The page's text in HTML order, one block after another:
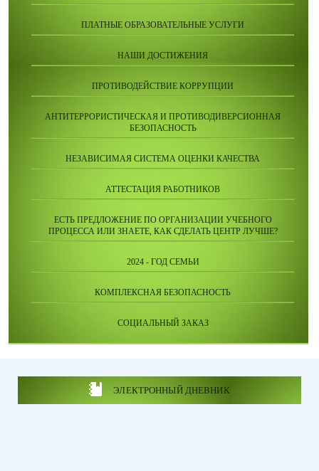
ПЛАТНЫЕ ОБРАЗОВАТЕЛЬНЫЕ УСЛУГИ
НАШИ ДОСТИЖЕНИЯ
ПРОТИВОДЕЙСТВИЕ КОРРУПЦИИ
АНТИТЕРРОРИСТИЧЕСКАЯ И ПРОТИВОДИВЕРСИОННАЯ
БЕЗОПАСНОСТЬ
НЕЗАВИСИМАЯ СИСТЕМА ОЦЕНКИ КАЧЕСТВА
АТТЕСТАЦИЯ РАБОТНИКОВ
ЕСТЬ ПРЕДЛОЖЕНИЕ ПО ОРГАНИЗАЦИИ УЧЕБНОГО
ПРОЦЕССА ИЛИ ЗНАЕТЕ, КАК СДЕЛАТЬ ЦЕНТР ЛУЧШЕ?
2024 - ГОД СЕМЬИ
КОМПЛЕКСНАЯ БЕЗОПАСНОСТЬ
СОЦИАЛЬНЫЙ ЗАКАЗ
ЭЛЕКТРОННЫЙ ДНЕВНИК